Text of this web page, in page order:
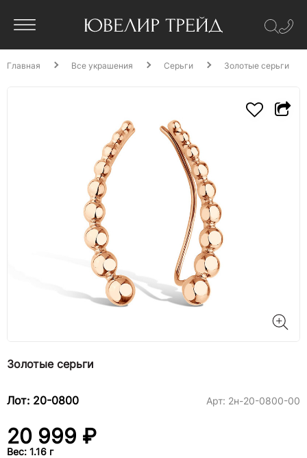
Главная Все украшения Серьги Золотые серьги
Золотые серьги
Лот: 20-0800 Арт: 2н-20-0800-00
20 999 ₽
Вес: 1.16 г